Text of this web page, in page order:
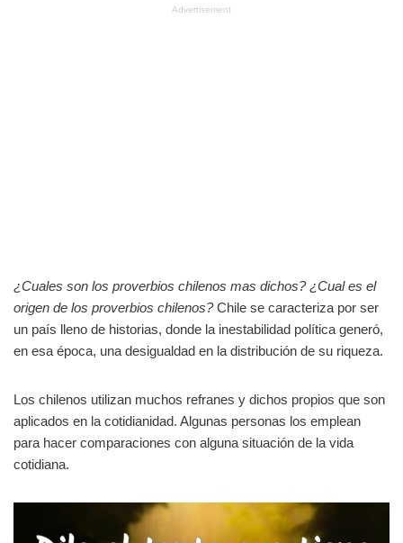
Advertisement
¿Cuales son los proverbios chilenos mas dichos? ¿Cual es el
origen de los proverbios chilenos?Chile se caracteriza por ser
un país lleno de historias, donde la inestabilidad política generó,
en esa época, una desigualdad en la distribución de su riqueza.
Los chilenos utilizan muchos refranes y dichos propios que son
aplicados en la cotidianidad. Algunas personas los emplean
para hacer comparaciones con alguna situación de la vida
cotidiana.